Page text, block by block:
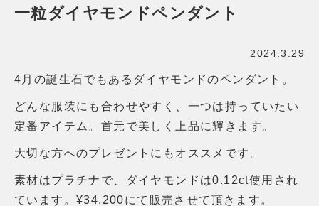
一粒ダイヤモンドペンダント
2024.3.29
4月の誕生石でもあるダイヤモンドのペンダント。
どんな服装にも合わせやすく、一つは持っていたい
定番アイテム。首元で美しく上品に輝きます。
大切な方へのプレゼントにもオススメです。
素材はプラチナで、ダイヤモンドは0.12ct使用され
ています。 ¥34,200にて販売させて頂きます。